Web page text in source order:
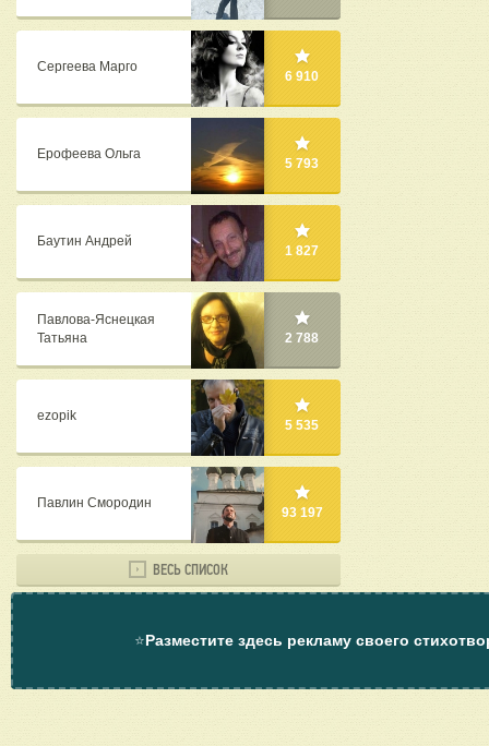
Сергеева Марго
6 910
Ерофеева Ольга
5 793
Баутин Андрей
1 827
Павлова-Яснецкая
Татьяна
2 788
ezopik
5 535
Павлин Смородин
93 197
ВЕСЬ СПИСОК
⭐Разместите здесь рекламу своего